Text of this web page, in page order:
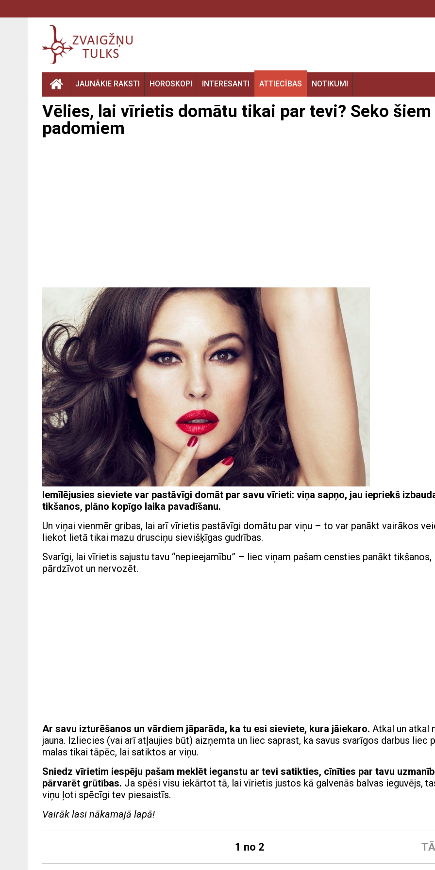
JAUNĀKIE RAKSTI HOROSKOPI INTERESANTI ATTIECĪBAS NOTIKUMI
Vēlies, lai vīrietis domātu tikai par tevi? Seko šiem
padomiem
Iemīlējusies sieviete var pastāvīgi domāt par savu vīrieti: viņa sapņo, jau iepriekš
tikšanos, plāno kopīgo laika pavadīšanu.
Un viņai vienmēr gribas, lai arī vīrietis pastāvīgi domātu par viņu – to var panākt vairākos
liekot lietā tikai mazu drusciņu sievišķīgas gudrības.
Svarīgi, lai vīrietis sajustu tavu “nepieejamību” – liec viņam pašam censties panākt tikšanos,
pārdzīvot un nervozēt.
Ar savu izturēšanos un vārdiem jāparāda, ka tu esi sieviete, kura jāiekaro. Atkal un atkal
jauna. Izliecies (vai arī atļaujies būt) aizņemta un liec saprast, ka savus svarīgos darbus liec
malas tikai tāpēc, lai satiktos ar viņu.
Sniedz vīrietim iespēju pašam meklēt ieganstu ar tevi satikties, cīnīties par tavu
pārvarēt grūtības. Ja spēsi visu iekārtot tā, lai vīrietis justos kā galvenās balvas ieguvējs,
viņu ļoti spēcīgi tev piesaistīs.
Vairāk lasi nākamajā lapā!
1 no 2